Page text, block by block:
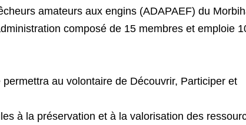
amateurs aux engins (ADAPAEF) du
composé de 15 membres et emploie
au volontaire de Découvrir, Participer et
à la préservation et à la valorisation des